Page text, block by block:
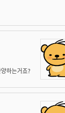
하는거죠?